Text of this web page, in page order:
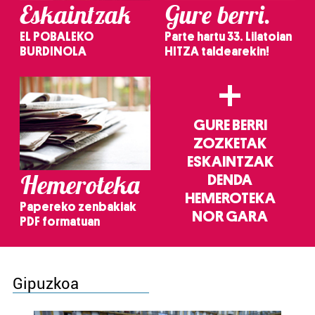
Eskaintzak
EL POBALEKO
BURDINOLA
Gure berri.
Parte hartu 33. Lilatoian
HITZA taldearekin!
Hemeroteka
Papereko zenbakiak
PDF formatuan
+
GURE BERRI
ZOZKETAK
ESKAINTZAK
DENDA
HEMEROTEKA
NOR GARA
Gipuzkoa